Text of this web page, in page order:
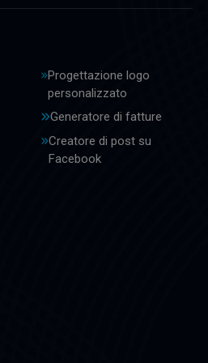
Progettazione logo
personalizzato
Generatore di fatture
Creatore di post su
Facebook